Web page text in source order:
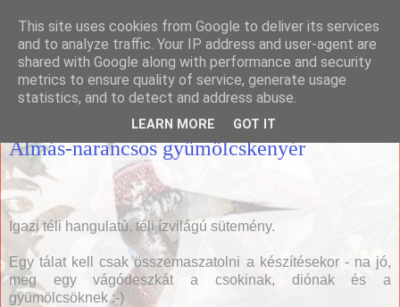
Házias konyha
Almás-narancsos gyümölcskenyér
Igazi téli hangulatú, téli ízvilágú sütemény.
Egy tálat kell csak összemaszatolni a készítésekor - na jó,
meg egy vágódeszkát a csokinak, diónak és a
gyümölcsöknek :-)
This site uses cookies from Google to deliver its services
and to analyze traffic. Your IP address and user-agent are
shared with Google along with performance and security
metrics to ensure quality of service, generate usage
statistics, and to detect and address abuse.
LEARN MORE GOT IT